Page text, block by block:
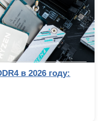
в 2026 году: